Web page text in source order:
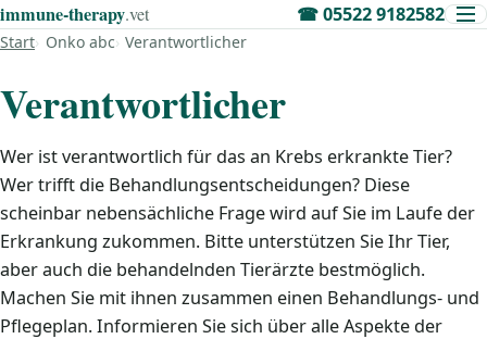
immune‑therapy.vet ☎05522 9182582
Start Onko abc Verantwortlicher
Verantwortlicher
Wer ist verantwortlich für das an Krebs erkrankte Tier?
Wer trifft die Behandlungsentscheidungen? Diese
scheinbar nebensächliche Frage wird auf Sie im Laufe der
Erkrankung zukommen. Bitte unterstützen Sie Ihr Tier,
aber auch die behandelnden Tierärzte bestmöglich.
Machen Sie mit ihnen zusammen einen Behandlungs- und
Pflegeplan. Informieren Sie sich über alle Aspekte der